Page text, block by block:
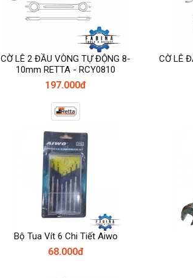
CỜ LÊ 2 ĐẦU VÒNG TỰ ĐỘNG 8-
10mm RETTA - RCY0810
197.000đ
CỜ LÊ
Bộ Tua Vít 6 Chi Tiết Aiwo
68.000đ